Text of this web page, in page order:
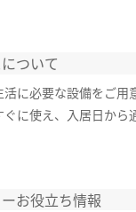
ついて
活に必要な設備をご用
ぐに使え、入居日から
お役立ち情報